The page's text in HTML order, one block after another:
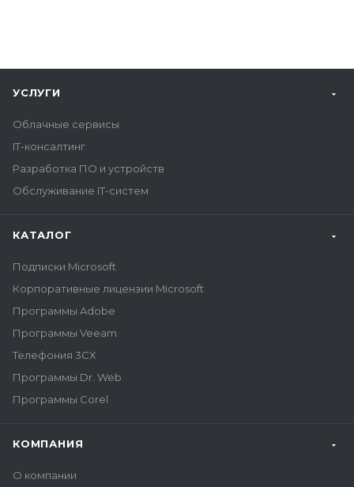
УСЛУГИ
Облачные сервисы
IT-консалтинг
Разработка ПО и устройств
Обслуживание IT-систем
КАТАЛОГ
Подписки Microsoft
Корпоративные лицензии Microsoft
Программы Adobe
Программы Veeam
Телефония 3CX
Программы Dr. Web
Программы Corel
КОМПАНИЯ
О компании